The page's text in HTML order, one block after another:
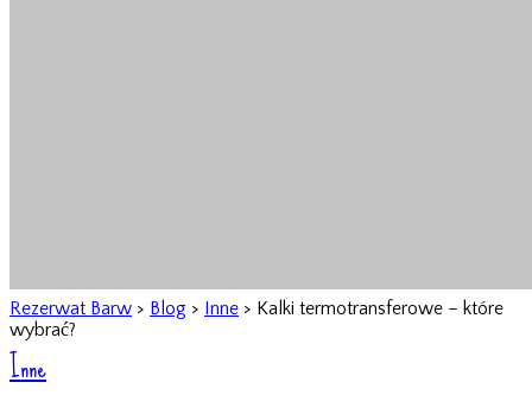
Rezerwat Barw > Blog > Inne > Kalki termotransferowe – które
wybrać?
Inne